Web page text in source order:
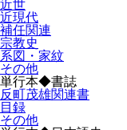
近世
近現代
補任関連
宗教史
系図・家紋
その他
単行本◆書誌
反町茂雄関連書
目録
その他